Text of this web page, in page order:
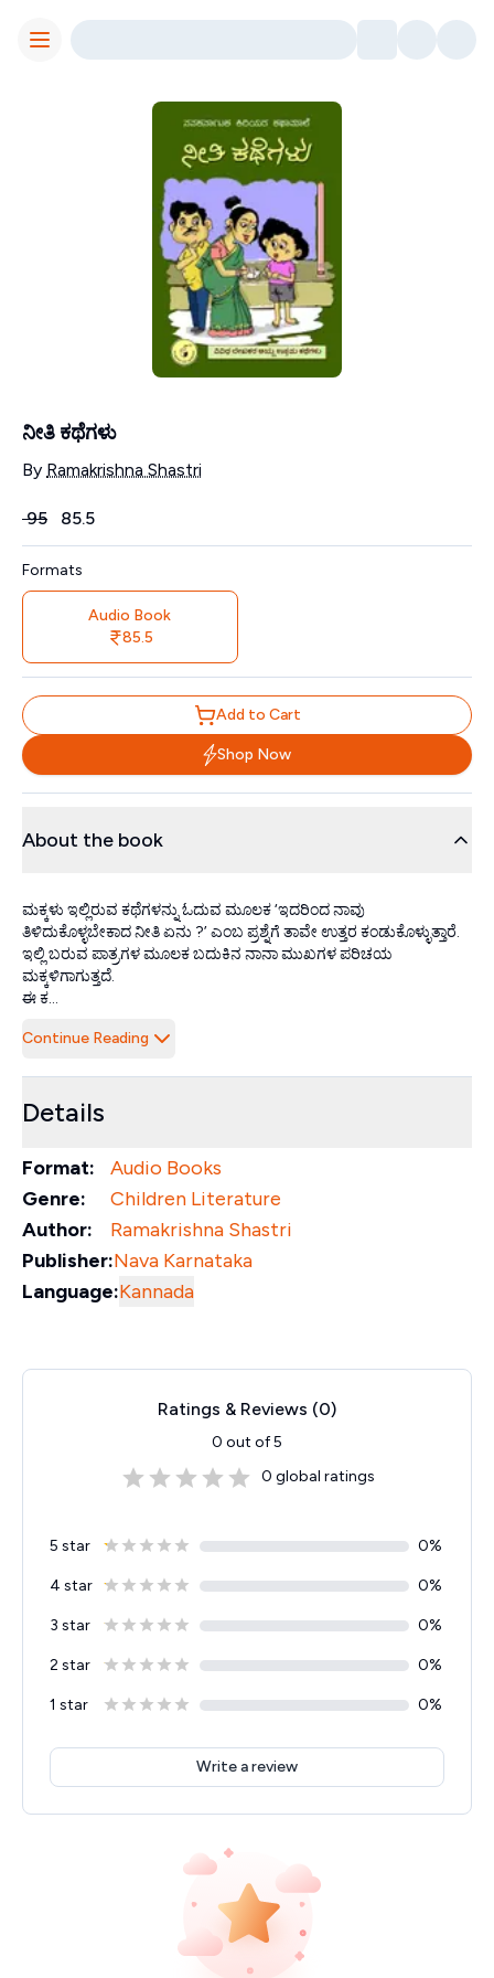
Toggle Menu
ನೀತಿ ಕಥೆಗಳು
Contributors
By Ramakrishna Shastri
Price
₹95 85.5
Formats
Audio Book
85.5
Add to Cart
Shop Now
About the book
ಮಕ್ಕಳು ಇಲ್ಲಿರುವ ಕಥೆಗಳನ್ನು ಓದುವ ಮೂಲಕ ‘ಇದರಿಂದ ನಾವು
ತಿಳಿದುಕೊಳ್ಳಬೇಕಾದ ನೀತಿ ಏನು ?’ ಎಂಬ ಪ್ರಶ್ನೆಗೆ ತಾವೇ ಉತ್ತರ ಕಂಡುಕೊಳ್ಳುತ್ತಾರೆ.
ಇಲ್ಲಿ ಬರುವ ಪಾತ್ರಗಳ ಮೂಲಕ ಬದುಕಿನ ನಾನಾ ಮುಖಗಳ ಪರಿಚಯ
ಮಕ್ಕಳಿಗಾಗುತ್ತದೆ.
ಈ ಕ...
Continue Reading
Details
Format:
Audio Books
Genre:
Children Literature
Author:
Ramakrishna Shastri
Publisher:Nava Karnataka
Language:Kannada
Ratings & Reviews (0)
0 out of 5
0 global ratings
5 star 0%
4 star 0%
3 star 0%
2 star 0%
1 star 0%
Write a review